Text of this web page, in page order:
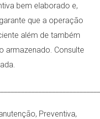
bem elaborado e,
que a operação
além de também
armazenado. Consulte
Preventiva,